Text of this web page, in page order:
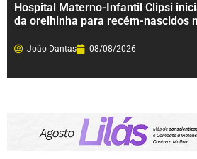
Hospital Materno-Infantil Clipsi
da orelhinha para recém-nascidos
João Dantas 08/08/2026